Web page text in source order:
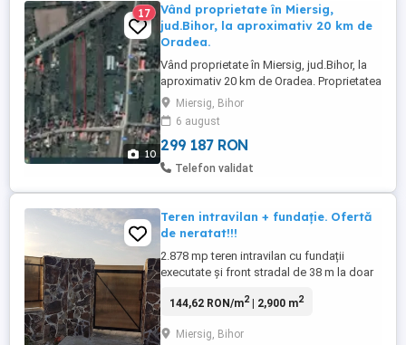
10
17
Vând proprietate în Miersig,
jud.Bihor, la aproximativ 20 km de
Oradea.
Vând proprietate în Miersig, jud.Bihor, la
aproximativ 20 km de Oradea. Proprietatea
este compusă din două clădiri, construite
din chirpici (vaioagă) cu fundație. I: 2
camere, hol, baie. Il: cameră (bucatarie),
hol , cămară, grajd. În curte sunt și anexe.
Gradina are 64 de ari, cu ieșire ...
Miersig, Bihor
6 august
299 187 RON
Telefon validat
Teren intravilan + fundație. Ofertă
de neratat!!!
2.878 mp teren intravilan cu fundații
executate și front stradal de 38 m la doar
un teren intravilan cu suprafața de 2.878
Bihor, la doar 20 km de Oradea, într-o zonă
144,62 RON/m2| 2,900 m2
Miersig, Bihor